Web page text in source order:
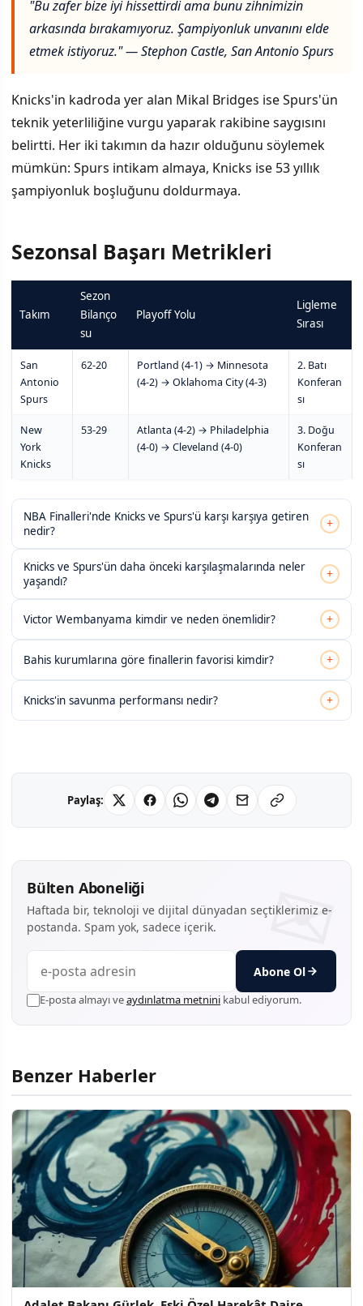
"Bu zafer bize iyi hissettirdi ama bunu zihnimizin
arkasında bırakamıyoruz. Şampiyonluk unvanını elde
etmek istiyoruz." — Stephon Castle, San Antonio Spurs
Knicks'in kadroda yer alan Mikal Bridges ise Spurs'ün
teknik yeterliliğine vurgu yaparak rakibine saygısını
belirtti. Her iki takımın da hazır olduğunu söylemek
mümkün: Spurs intikam almaya, Knicks ise 53 yıllık
şampiyonluk boşluğunu doldurmaya.
Sezonsal Başarı Metrikleri
Takım
Sezon
Bilanço
su
Playoff Yolu
Ligleme
Sırası
San
Antonio
Spurs
62-20
Portland (4-1) → Minnesota
(4-2) → Oklahoma City (4-3)
2. Batı
Konferan
sı
New
York
Knicks
53-29
Atlanta (4-2) → Philadelphia
(4-0) → Cleveland (4-0)
3. Doğu
Konferan
sı
NBA Finalleri'nde Knicks ve Spurs'ü karşı karşıya getiren
nedir?
+
Knicks ve Spurs'ün daha önceki karşılaşmalarında neler
yaşandı?
+
Victor Wembanyama kimdir ve neden önemlidir? +
Bahis kurumlarına göre finallerin favorisi kimdir? +
Knicks'in savunma performansı nedir? +
Paylaş:
Bülten Aboneliği
Haftada bir, teknoloji ve dijital dünyadan seçtiklerimiz e-
postanda. Spam yok, sadece içerik.
Abone Ol
E-posta almayı veaydınlatma metnini kabul ediyorum.
Benzer Haberler